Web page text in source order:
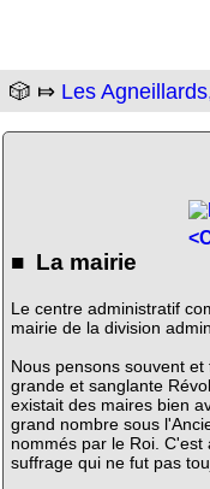
🎲 ⤇ Les
■ La mairie
Le centre administratif
mairie de la division
Nous pensons souvent
grande et sanglante
existait des maires bien
grand nombre sous
nommés par le Roi.
suffrage qui ne fut pas